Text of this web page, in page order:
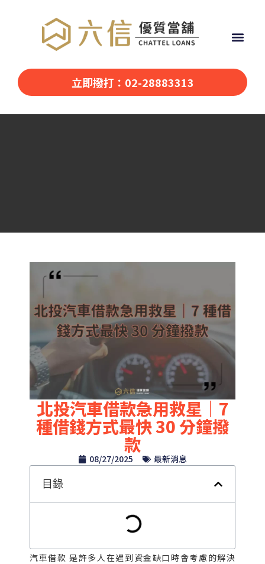
立即撥打：02-28883313
北投汽車借款急用救星｜7
種借錢方式最快 30 分鐘撥
款
08/27/2025 最新消息
目錄
汽車借款 是許多人在遇到資金缺口時會考慮的解決